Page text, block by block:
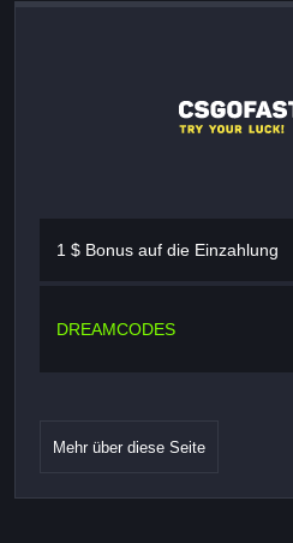
1 $ Bonus auf die Einzahlung
DREAMCODES
Mehr über diese Seite